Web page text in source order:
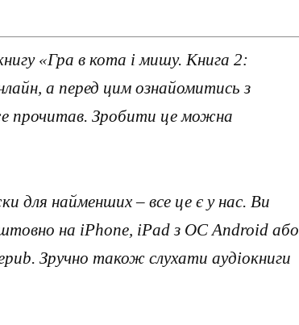
«Гра в кота і мишу. Книга 2:
а перед цим ознайомитись з
прочитав. Зробити це можна
для найменших – все це є у нас. Ви
на iPhone, iPad з ОС Android або
Зручно також слухати аудіокниги